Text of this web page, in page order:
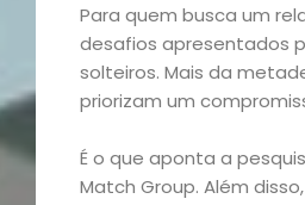
Para quem busca um
desafios apresentados
solteiros. Mais da
priorizam um
É o que aponta a
Match Group. Além